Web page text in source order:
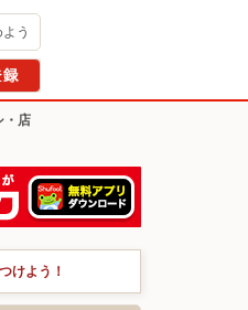
う
・店
けよう！